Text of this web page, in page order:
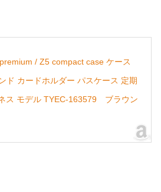
/ Z5 compact case ケース
ド カードホルダー パスケース 定期
ス モデル TYEC-163579 ブラウン